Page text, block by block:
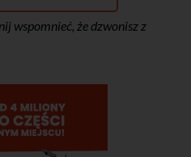
wspomnieć, że dzwonisz z